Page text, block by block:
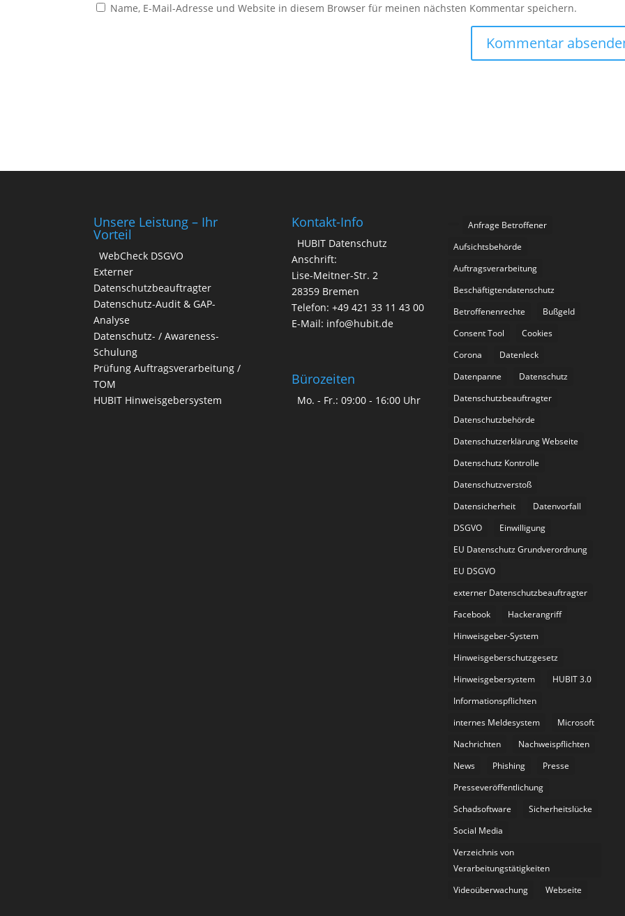
Name, E-Mail-Adresse und Website in diesem Browser für meinen nächsten Kommentar speichern.
e
Unsere Leistung – Ihr
Vorteil
WebCheck DSGVO
Externer
Datenschutzbeauftragter
Datenschutz-Audit & GAP-
Analyse
Datenschutz- / Awareness-
Schulung
Prüfung Auftragsverarbeitung /
TOM
HUBIT Hinweisgebersystem
Kontakt-Info
HUBIT Datenschutz
Anschrift:
Lise-Meitner-Str. 2
28359 Bremen
Telefon: +49 421 33 11 43 00
E-Mail: info@hubit.de
Bürozeiten
Mo. - Fr.: 09:00 - 16:00 Uhr
Anfrage Betroffener
Aufsichtsbehörde
Auftragsverarbeitung
Beschäftigtendatenschutz
Betroffenenrechte
Bußgeld
Consent Tool
Cookies
Corona
Datenleck
Datenpanne
Datenschutz
Datenschutzbeauftragter
Datenschutzbehörde
Datenschutzerklärung Webseite
Datenschutz Kontrolle
Datenschutzverstoß
Datensicherheit
Datenvorfall
DSGVO
Einwilligung
EU Datenschutz Grundverordnung
EU DSGVO
externer Datenschutzbeauftragter
Facebook
Hackerangriff
Hinweisgeber-System
Hinweisgeberschutzgesetz
Hinweisgebersystem
HUBIT 3.0
Informationspflichten
internes Meldesystem
Microsoft
Nachrichten
Nachweispflichten
News
Phishing
Presse
Presseveröffentlichung
Schadsoftware
Sicherheitslücke
Social Media
Verzeichnis von
Verarbeitungstätigkeiten
Videoüberwachung
Webseite